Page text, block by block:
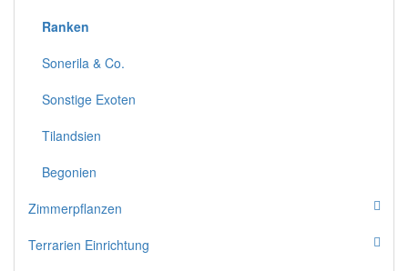
Ranken
Sonerila & Co.
Sonstige Exoten
Tilandsien
Begonien
Zimmerpflanzen
Terrarien Einrichtung